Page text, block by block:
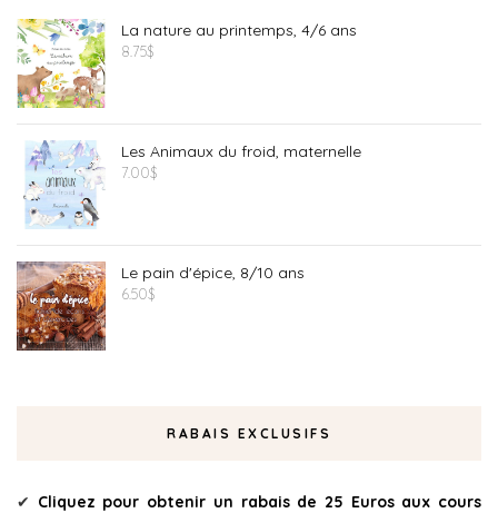
La nature au printemps, 4/6 ans
8.75$
Les Animaux du froid, maternelle
7.00$
Le pain d'épice, 8/10 ans
6.50$
RABAIS EXCLUSIFS
✔ Cliquez pour obtenir un rabais de 25 Euros aux cours